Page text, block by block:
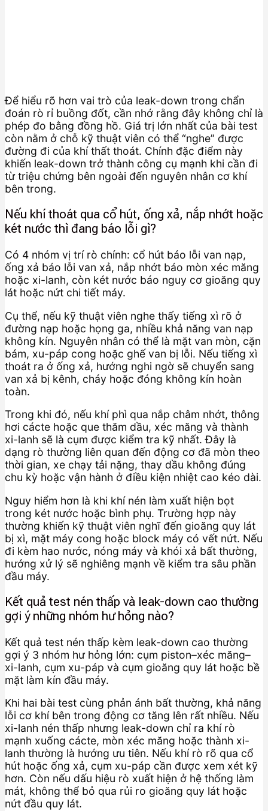
Để hiểu rõ hơn vai trò của leak-down trong chẩn
đoán rò rỉ buồng đốt, cần nhớ rằng đây không chỉ là
phép đo bằng đồng hồ. Giá trị lớn nhất của bài test
còn nằm ở chỗ kỹ thuật viên có thể “nghe” được
đường đi của khí thất thoát. Chính đặc điểm này
khiến leak-down trở thành công cụ mạnh khi cần đi
từ triệu chứng bên ngoài đến nguyên nhân cơ khí
bên trong.
Nếu khí thoát qua cổ hút, ống xả, nắp nhớt hoặc
két nước thì đang báo lỗi gì?
Có 4 nhóm vị trí rò chính: cổ hút báo lỗi van nạp,
ống xả báo lỗi van xả, nắp nhớt báo mòn xéc măng
hoặc xi-lanh, còn két nước báo nguy cơ gioăng quy
lát hoặc nứt chi tiết máy.
Cụ thể, nếu kỹ thuật viên nghe thấy tiếng xì rõ ở
đường nạp hoặc họng ga, nhiều khả năng van nạp
không kín. Nguyên nhân có thể là mặt van mòn, cặn
bám, xu-páp cong hoặc ghế van bị lỗi. Nếu tiếng xì
thoát ra ở ống xả, hướng nghi ngờ sẽ chuyển sang
van xả bị kênh, cháy hoặc đóng không kín hoàn
toàn.
Trong khi đó, nếu khí phì qua nắp châm nhớt, thông
hơi cácte hoặc que thăm dầu, xéc măng và thành
xi-lanh sẽ là cụm được kiểm tra kỹ nhất. Đây là
dạng rò thường liên quan đến động cơ đã mòn theo
thời gian, xe chạy tải nặng, thay dầu không đúng
chu kỳ hoặc vận hành ở điều kiện nhiệt cao kéo dài.
Nguy hiểm hơn là khi khí nén làm xuất hiện bọt
trong két nước hoặc bình phụ. Trường hợp này
thường khiến kỹ thuật viên nghĩ đến gioăng quy lát
bị xì, mặt máy cong hoặc block máy có vết nứt. Nếu
đi kèm hao nước, nóng máy và khói xả bất thường,
hướng xử lý sẽ nghiêng mạnh về kiểm tra sâu phần
đầu máy.
Kết quả test nén thấp và leak-down cao thường
gợi ý những nhóm hư hỏng nào?
Kết quả test nén thấp kèm leak-down cao thường
gợi ý 3 nhóm hư hỏng lớn: cụm piston–xéc măng–
xi-lanh, cụm xu-páp và cụm gioăng quy lát hoặc bề
mặt làm kín đầu máy.
Khi hai bài test cùng phản ánh bất thường, khả năng
lỗi cơ khí bên trong động cơ tăng lên rất nhiều. Nếu
xi-lanh nén thấp nhưng leak-down chỉ ra khí rò
mạnh xuống cácte, mòn xéc măng hoặc thành xi-
lanh thường là hướng ưu tiên. Nếu khí rò rõ qua cổ
hút hoặc ống xả, cụm xu-páp cần được xem xét kỹ
hơn. Còn nếu dấu hiệu rò xuất hiện ở hệ thống làm
mát, không thể bỏ qua rủi ro gioăng quy lát hoặc
nứt đầu quy lát.